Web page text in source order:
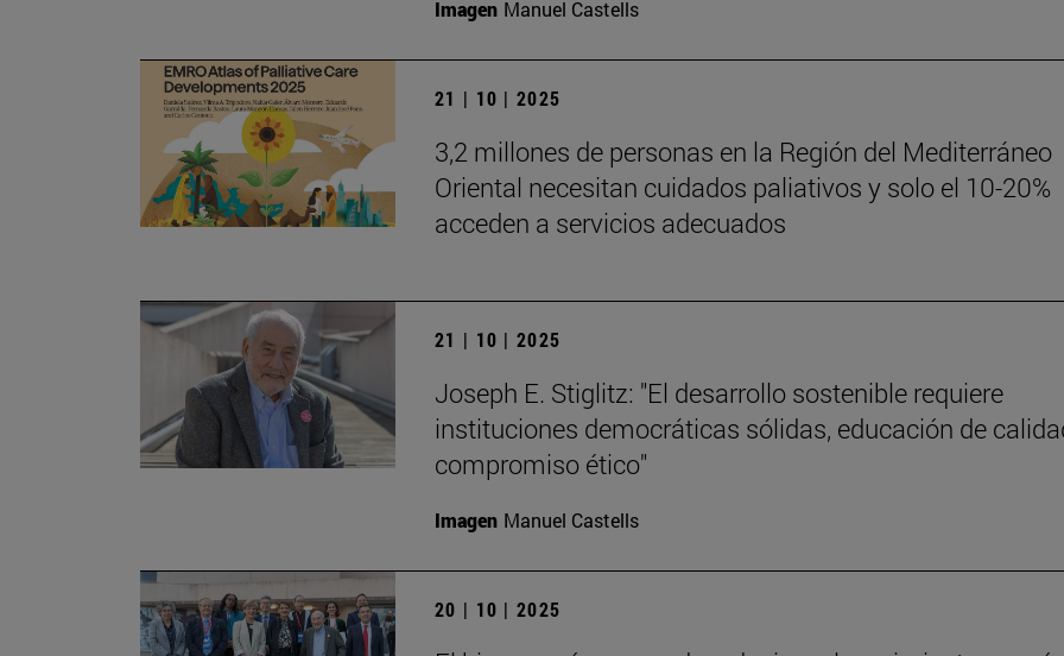
Imagen Manuel Castells
21 | 10 | 2025
3,2 millones de personas en la Región del Mediterráneo
Oriental necesitan cuidados paliativos y solo el 10-20%
acceden a servicios adecuados
21 | 10 | 2025
Joseph E. Stiglitz: "El desarrollo sostenible requiere
instituciones democráticas sólidas, educación de
compromiso ético"
Imagen Manuel Castells
20 | 10 | 2025